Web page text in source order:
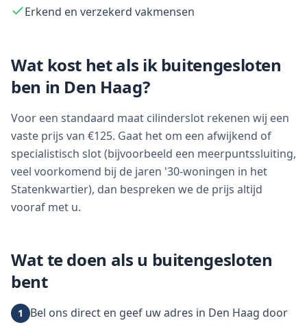
Erkend en verzekerd vakmensen
Wat kost het als ik buitengesloten
ben in Den Haag?
Voor een standaard maat cilinderslot rekenen wij een
vaste prijs van €125. Gaat het om een afwijkend of
specialistisch slot (bijvoorbeeld een meerpuntssluiting,
veel voorkomend bij de jaren '30-woningen in het
Statenkwartier), dan bespreken we de prijs altijd
vooraf met u.
Wat te doen als u buitengesloten
bent
1 Bel ons direct en geef uw adres in Den Haag door